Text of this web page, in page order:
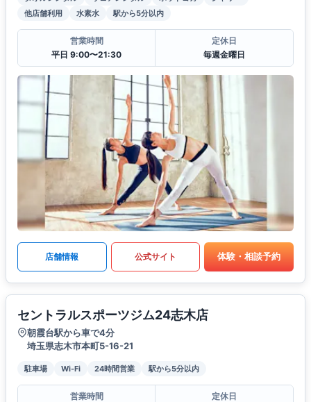
他店舗利用
水素水 駅から5分以内
営業時間
平日 9:00〜21:30
定休日
毎週金曜日
店舗情報 公式サイト 体験・相談予約
セントラルスポーツジム24志木店
朝霞台駅から車で4分
埼玉県志木市本町5-16-21
駐車場 Wi-Fi 24時間営業 駅から5分以内
営業時間
定休日